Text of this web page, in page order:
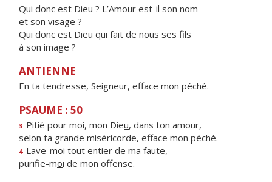
Qui donc est Dieu ? L’Amour est-il son nom
et son visage ?
Qui donc est Dieu qui fait de nous ses fils
à son image ?
ANTIENNE
En ta tendresse, Seigneur, efface mon péché.
PSAUME : 50
3 Pitié pour moi, mon Dieu, dans ton amour,
selon ta grande miséricorde, efface mon péché.
4 Lave-moi tout entier de ma faute,
purifie-moi de mon offense.